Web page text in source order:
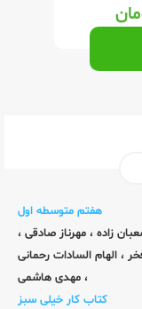
هفتم متوسطه اول
زاده ، مهرناز صادقی ،
، الهام السادات رحمانی
، مهدی هاشمی
کتاب کار خیلی سبز